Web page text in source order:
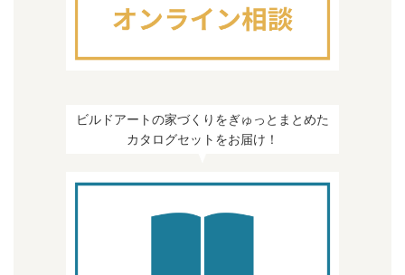
ビルドアートの家づくりをぎゅっとまとめた
カタログセットをお届け！